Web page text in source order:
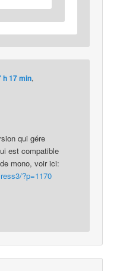
h 17 min,
qui gére
est compatible
mono, voir ici:
?p=1170